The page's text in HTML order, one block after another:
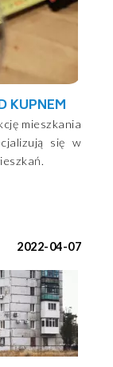
KUPNEM
mieszkania
się w
2022-04-07